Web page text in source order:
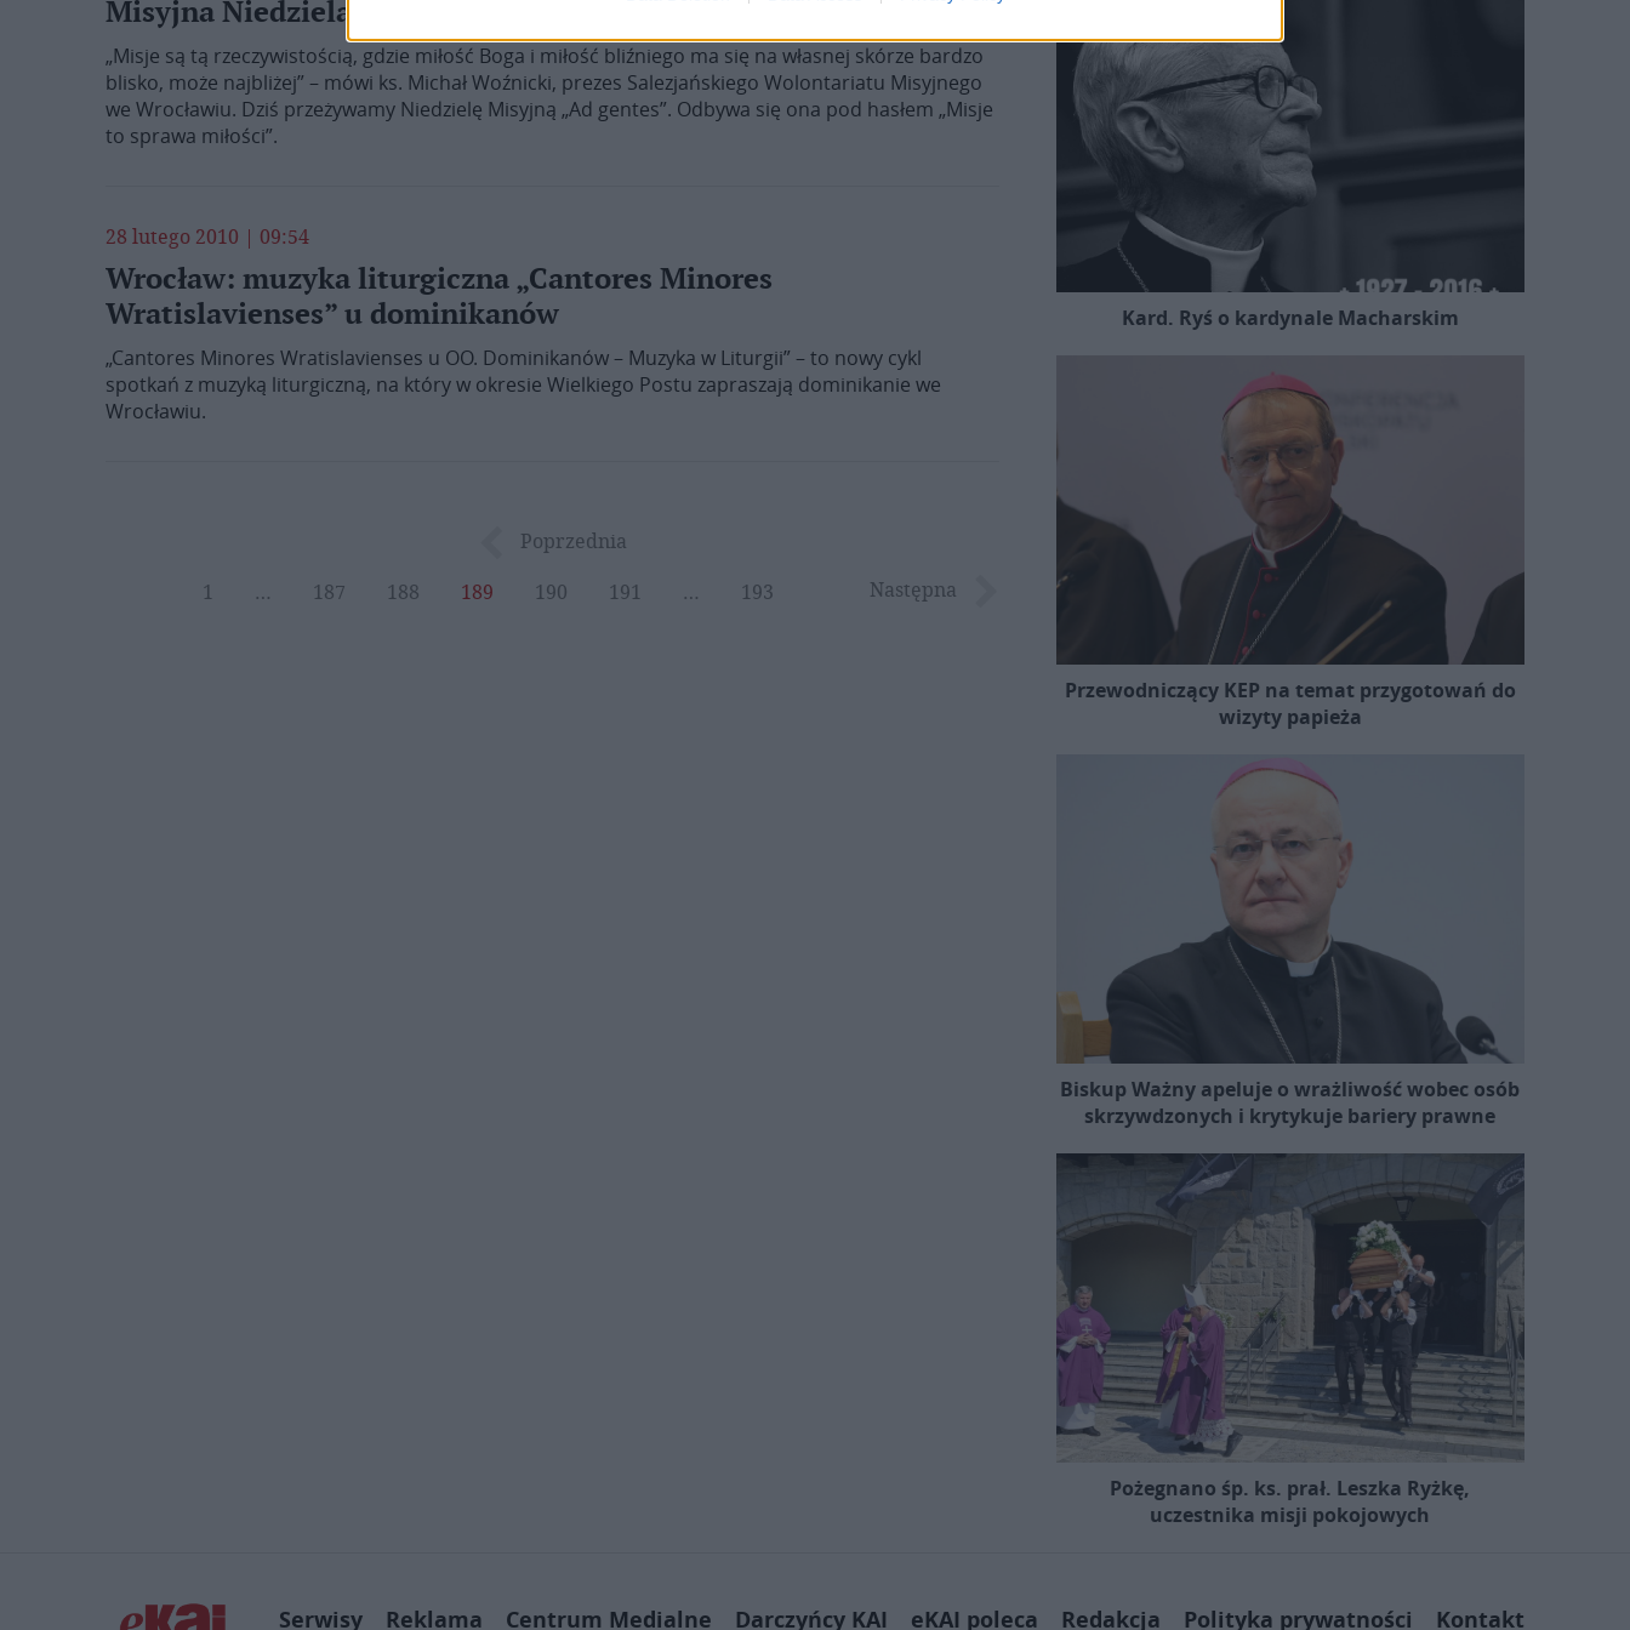
Misyjna Niedziela „Ad Gentes” we Wrocławiu
„Misje są tą rzeczywistością, gdzie miłość Boga i miłość bliźniego ma się na własnej skórze bardzo
blisko, może najbliżej” – mówi ks. Michał Woźnicki, prezes Salezjańskiego Wolontariatu Misyjnego
we Wrocławiu. Dziś przeżywamy Niedzielę Misyjną „Ad gentes”. Odbywa się ona pod hasłem „Misje
to sprawa miłości”.
28 lutego 2010 | 09:54
Wrocław: muzyka liturgiczna „Cantores Minores
Wratislavienses” u dominikanów
„Cantores Minores Wratislavienses u OO. Dominikanów – Muzyka w Liturgii” – to nowy cykl
spotkań z muzyką liturgiczną, na który w okresie Wielkiego Postu zapraszają dominikanie we
Wrocławiu.
Poprzednia
1
… 187 188 189 190 191 … 193 Następna
Kard. Ryś o kardynale Macharskim
Przewodniczący KEP na temat przygotowań do
wizyty papieża
Biskup Ważny apeluje o wrażliwość wobec osób
skrzywdzonych i krytykuje bariery prawne
Pożegnano śp. ks. prał. Leszka Ryżkę,
uczestnika misji pokojowych
Serwisy Reklama Centrum Medialne Darczyńcy KAI eKAI poleca Redakcja Polityka prywatności Kontakt